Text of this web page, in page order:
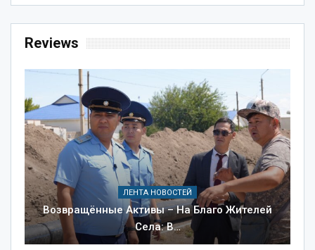
Reviews
ЛЕНТА НОВОСТЕЙ
Возвращённые Активы – На Благо Жителей
Села: В…